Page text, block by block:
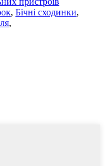
, Бічні сходинки,
,